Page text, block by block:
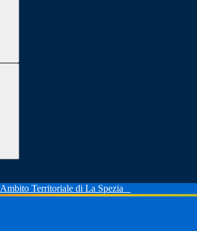
Ambito Territoriale di La Spezia